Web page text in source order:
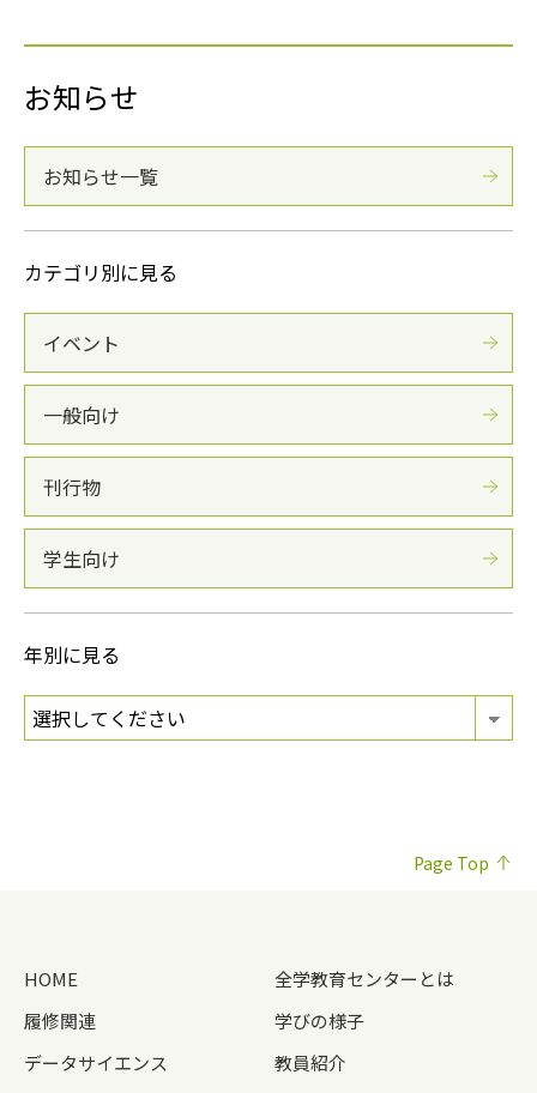
お知らせ
お知らせ一覧
カテゴリ別に見る
イベント
一般向け
刊行物
学生向け
年別に見る
Page Top
HOME
全学教育センターとは
履修関連
学びの様子
データサイエンス
教員紹介